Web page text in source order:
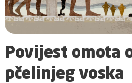
Povijest omota
pčelinjeg voska